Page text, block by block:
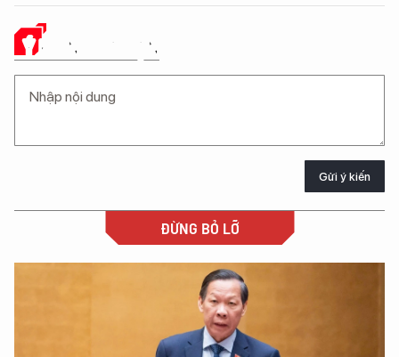
Ý KIẾN CỦA BẠN
Gửi ý kiến
ĐỪNG BỎ LỠ